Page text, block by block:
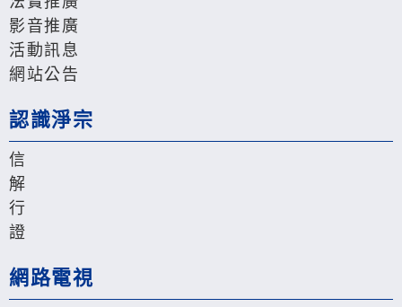
影音推廣
活動訊息
網站公告
認識淨宗
信
解
行
證
網路電視